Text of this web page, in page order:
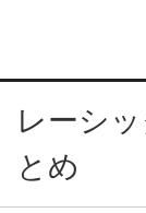
レーシ
とめ